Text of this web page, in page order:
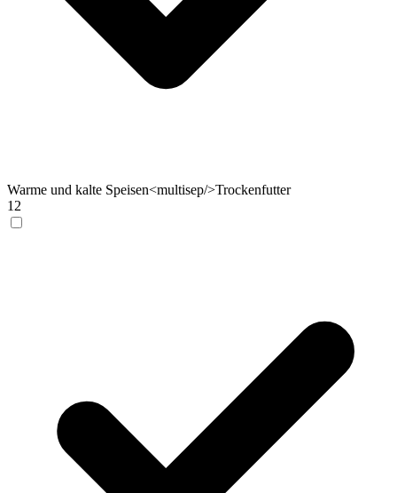
Warme und kalte Speisen<multisep/>Trockenfutter
12